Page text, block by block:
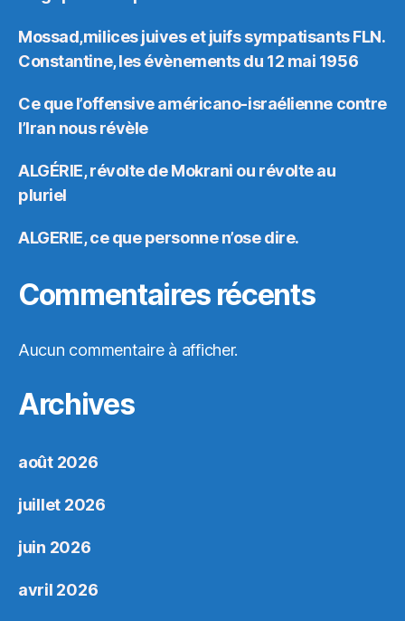
Mossad,milices juives et juifs sympatisants FLN.
Constantine, les évènements du 12 mai 1956
Ce que l’offensive américano-israélienne contre
l’Iran nous révèle
ALGÉRIE, révolte de Mokrani ou révolte au
pluriel
ALGERIE, ce que personne n’ose dire.
Commentaires récents
Aucun commentaire à afficher.
Archives
août 2026
juillet 2026
juin 2026
avril 2026